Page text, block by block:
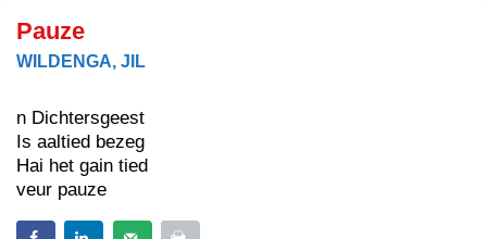
Pauze
WILDENGA, JIL
n Dichtersgeest
Is aaltied bezeg
Hai het gain tied
veur pauze